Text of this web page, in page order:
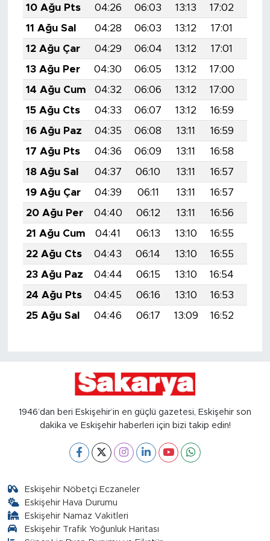
10 Ağu Pts
04:26 06:03 13:13 17:02
11 Ağu Sal
04:28 06:03 13:12 17:01
12 Ağu Çar
04:29 06:04 13:12 17:01
13 Ağu Per
04:30 06:05 13:12 17:00
14 Ağu Cum
04:32 06:06 13:12 17:00
15 Ağu Cts
04:33 06:07 13:12 16:59
16 Ağu Paz
04:35 06:08 13:11 16:59
17 Ağu Pts
04:36 06:09 13:11 16:58
18 Ağu Sal
04:37 06:10 13:11 16:57
19 Ağu Çar
04:39 06:11 13:11 16:57
20 Ağu Per
04:40 06:12 13:11 16:56
21 Ağu Cum
04:41 06:13 13:10 16:55
22 Ağu Cts
04:43 06:14 13:10 16:55
23 Ağu Paz
04:44 06:15 13:10 16:54
24 Ağu Pts
04:45 06:16 13:10 16:53
25 Ağu Sal
04:46 06:17 13:09 16:52
1946’dan beri Eskişehir’in en güçlü gazetesi, Eskişehir son
dakika ve Eskişehir haberleri için bizi takip edin!
Eskişehir Nöbetçi Eczaneler
Eskişehir Hava Durumu
Eskişehir Namaz Vakitleri
Eskişehir Trafik Yoğunluk Haritası